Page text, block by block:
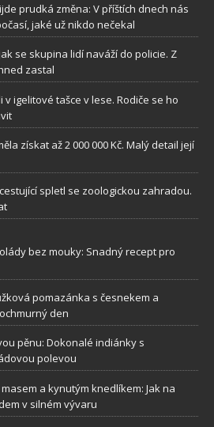
prudká změna: V příštích dnech nás
jaké už nikdo nečekal
se skupina lidí naváží do policie. Z
zastal
igelitové tašce v lese. Rodiče se ho
získat až 2 000 000 Kč. Malý detail její
spletl se zoologickou zahradou.
bez mouky: Snadný recept pro
pomazánka s česnekem a
den
pěnu: Dokonalé indiánky s
polevou
a kynutým knedlíkem: Jak na
v silném vývaru